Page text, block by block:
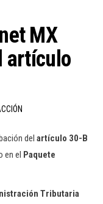
MX
artículo
del artículo 30-B
en el Paquete
Tributaria